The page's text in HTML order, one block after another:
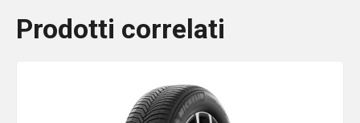
Prodotti correlati